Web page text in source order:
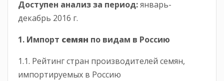
Доступен анализ за период:январь-
декабрь 2016 г.
1. Импорт семян по видам в Россию
1.1. Рейтинг стран производителей семян,
импортируемых в Россию